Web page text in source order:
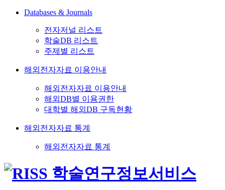
Databases & Journals
전자저널 리스트
학술DB 리스트
주제별 리스트
해외전자자료 이용안내
해외전자자료 이용안내
해외DB별 이용권한
대학별 해외DB 구독현황
해외전자자료 통계
해외전자자료 통계